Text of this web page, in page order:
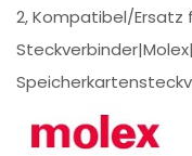
2, Kompatibel/Ersatz